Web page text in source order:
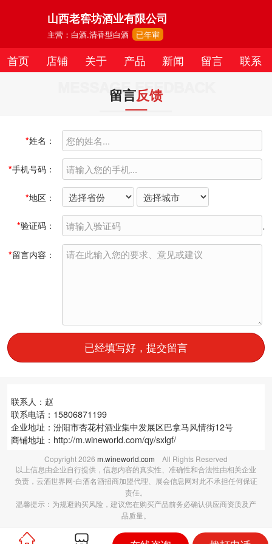
山西老窖坊酒业有限公司
主营：白酒.清香型白酒 已年审
首页 店铺 关于 产品 新闻 留言 联系
MESSAGE FEEDBACK
留言反馈
*姓名：
*手机号码：
*地区：
*验证码：
*留言内容：
已经填写好，提交留言
联系人：赵
联系电话：15806871199
企业地址：汾阳市杏花村酒业集中发展区巴拿马风情街12号
商铺地址： http://m.wineworld.com/qy/sxlgf/
Copyright2026 m.wineworld.com All Rights Reserved
以上信息由企业自行提供，信息内容的真实性、准确性和合法性由相关企业
负责，云酒世界网-白酒名酒招商加盟代理、展会信息网对此不承担任何保证
责任。
温馨提示：为规避购买风险，建议您在购买产品前务必确认供应商资质及产
品质量。